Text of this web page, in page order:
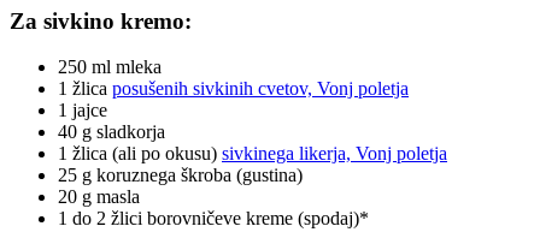
Za sivkino kremo:
250 ml mleka
1 žlica posušenih sivkinih cvetov, Vonj poletja
1 jajce
40 g sladkorja
1 žlica (ali po okusu) sivkinega likerja, Vonj poletja
25 g koruznega škroba (gustina)
20 g masla
1 do 2 žlici borovničeve kreme (spodaj)*